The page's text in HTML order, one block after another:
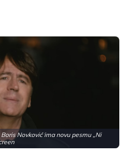
Novković ima novu pesmu „Ni